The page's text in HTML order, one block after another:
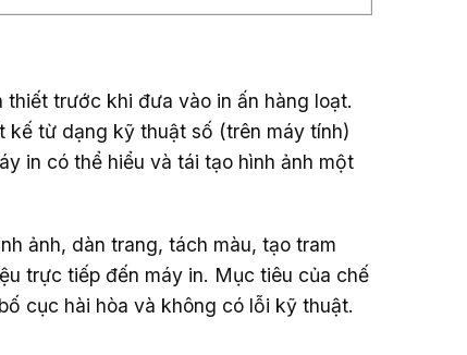
trước khi đưa vào in ấn hàng loạt.
kế từ dạng kỹ thuật số (trên máy tính)
in có thể hiểu và tái tạo hình ảnh một
ảnh, dàn trang, tách màu, tạo tram
trực tiếp đến máy in. Mục tiêu của chế
cục hài hòa và không có lỗi kỹ thuật.